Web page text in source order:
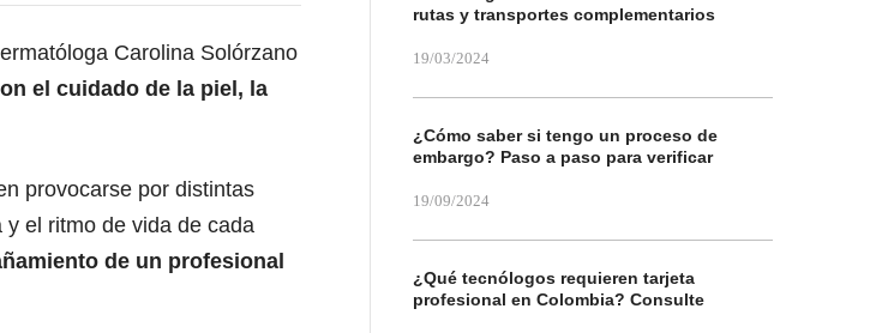
Carolina Solórzano
el cuidado de la piel, la
provocarse por distintas
el ritmo de vida de cada
de un profesional
rutas y transportes complementarios
19/03/2024
¿Cómo saber si tengo un proceso de
embargo? Paso a paso para verificar
19/09/2024
¿Qué tecnólogos requieren tarjeta
profesional en Colombia? Consulte